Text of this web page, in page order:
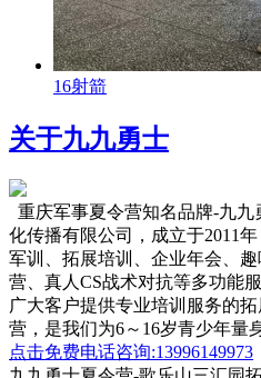
16射箭
关于九九勇士
重庆军事夏令营知名品牌-九
化传播有限公司，成立于2011
军训、拓展培训、企业年会、
营、真人CS战术对抗等多功能
广大客户提供专业培训服务的
营，是我们为6～16岁青少年量
点击免费电话咨询:13996149973